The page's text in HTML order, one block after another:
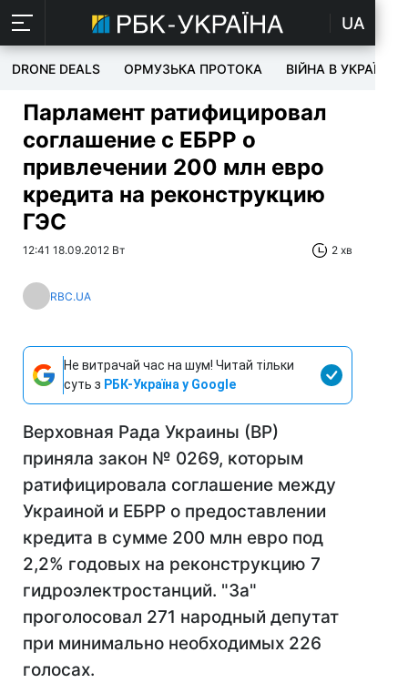
UA
DRONE DEALS ОРМУЗЬКА ПРОТОКА ВІЙНА В УКРАЇНІ
Парламент ратифицировал
соглашение с ЕБРР о
привлечении 200 млн евро
кредита на реконструкцию
ГЭС
12:41 18.09.2012 Вт 2 хв
RBC.UA
Не витрачай час на шум! Читай тільки
суть з РБК-Україна у Google
Верховная Рада Украины (ВР)
приняла закон № 0269, которым
ратифицировала соглашение между
Украиной и ЕБРР о предоставлении
кредита в сумме 200 млн евро под
2,2% годовых на реконструкцию 7
гидроэлектростанций. "За"
проголосовал 271 народный депутат
при минимально необходимых 226
голосах.